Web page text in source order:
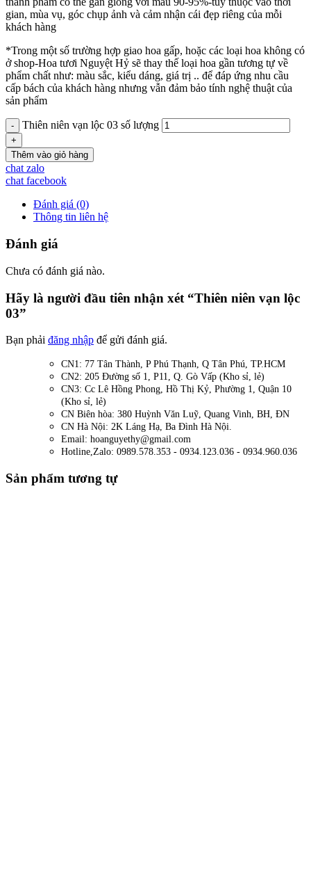
gian, mùa vụ, góc chụp ảnh và cảm nhận cái đẹp riêng của mỗi
khách hàng
*Trong một số trường hợp giao hoa gấp, hoặc các loại hoa không có
ở shop-Hoa tươi Nguyệt Hỷ sẽ thay thế loại hoa gần tương tự về
phẩm chất như: màu sắc, kiểu dáng, giá trị .. để đáp ứng nhu cầu
cấp bách của khách hàng nhưng vẫn đảm bảo tính nghệ thuật của
sản phẩm
Thiên niên vạn lộc 03 số lượng
Thêm vào giỏ hàng
chat zalo
chat facebook
Đánh giá (0)
Thông tin liên hệ
Đánh giá
Chưa có đánh giá nào.
Hãy là người đầu tiên nhận xét “Thiên niên vạn lộc
03”
Bạn phải đăng nhập để gửi đánh giá.
CN1: 77 Tân Thành, P Phú Thạnh, Q Tân Phú, TP.HCM
CN2: 205 Đường số 1, P11, Q. Gò Vấp (Kho sỉ, lẻ)
CN3: Cc Lê Hồng Phong, Hồ Thị Kỷ, Phường 1, Quận 10
(Kho sỉ, lẻ)
CN Biên hòa: 380 Huỳnh Văn Luỹ, Quang Vinh, BH, ĐN
CN Hà Nội: 2K Láng Hạ, Ba Đình Hà Nội.
Email: hoanguyethy@gmail.com
Hotline,Zalo: 0989.578.353 - 0934.123.036 - 0934.960.036
Sản phẩm tương tự